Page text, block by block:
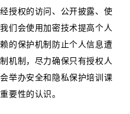
授权的访问、公开披露、使
们会使用加密技术提高个人
的保护机制防止个人信息遭
机制，尽力确保只有授权人
举办安全和隐私保护培训课
要性的认识。